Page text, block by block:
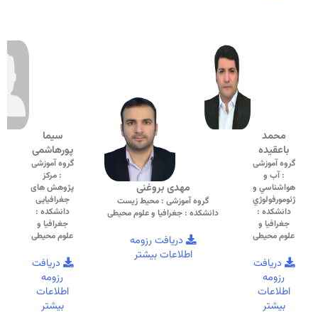
محمد
باعقیده
گروه آموزشی
: آب و
هواشناسي و
ژئومورفولوژي
دانشکده :
جغرافیا و
علوم محیطی
دریافت
رزومه
اطلاعات
بیشتر
مهدی بروغنی
گروه آموزشی : محیط زیست
دانشکده : جغرافیا و علوم محیطی
دریافت رزومه
اطلاعات بیشتر
سیما
پورهاشمی
گروه آموزشی
: مرکز
پژوهش های
جغرافیایی
دانشکده :
جغرافیا و
علوم محیطی
دریافت
رزومه
اطلاعات
بیشتر